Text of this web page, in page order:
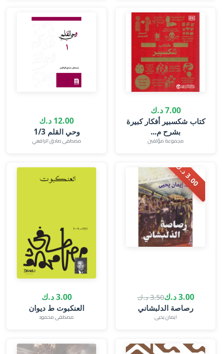
7.00 د.ك
كتاب شكسبير أفكار كبيرة
بشرح م...
مجموعة مؤلفين
12.00 د.ك
وحي القلم 1/3
مصطفى صادق الرافعي
3
.
0
0
د
.
ك
3.00 د.ك 3.50 د.ك
ايمان يحيى‎
3.00 د.ك
العنكبوت ط ديوان
مصطفى محمود